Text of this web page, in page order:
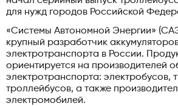
для нужд городов Российской
«Системы Автономной Энергии»
крупный разработчик
электротранспорта в России.
ориентируется на производителей
электротранспорта: электробусов,
троллейбусов, а также
электромобилей.